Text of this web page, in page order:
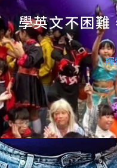
學英文不困難